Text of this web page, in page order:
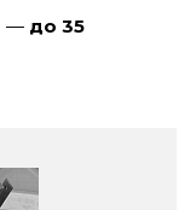
— до 35